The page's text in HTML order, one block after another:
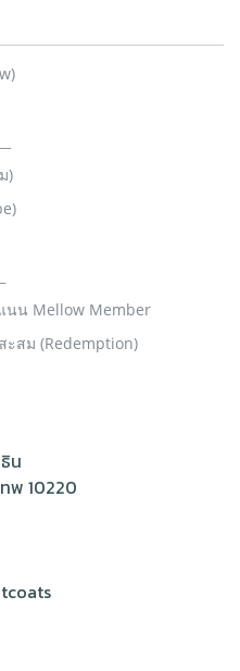
)
นน Mellow Member
สม (Redemption)
น
พ 10220